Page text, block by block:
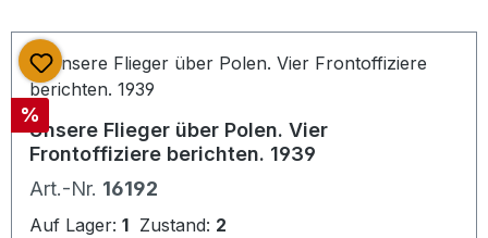
Rabatt
%
Unsere Flieger über Polen. Vier
Frontoffiziere berichten. 1939
Art.-Nr. 16192
Auf Lager: 1 Zustand: 2